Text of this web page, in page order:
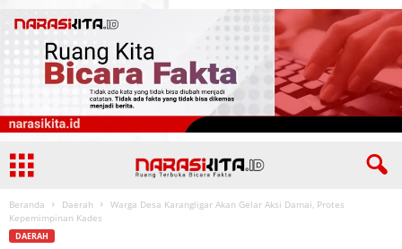
Beranda Daerah
Warga Desa Karangligar Akan Gelar Aksi Damai, Protes
Kepemimpinan Kades
DAERAH